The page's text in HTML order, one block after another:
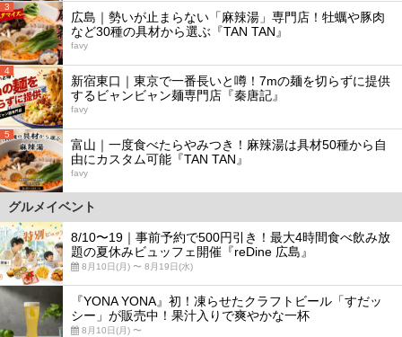
3
広島｜勢いが止まらない「麻辣湯」専門店！牡蠣や豚肉
など30種の具材から選ぶ『TAN TAN』
favy
4
新宿東口｜東京で一番長いと噂！7mの麺を切らずに提供
するビャンビャン麺専門店『秦唐記』
favy
5
富山｜一度食べたらやみつき！麻辣湯は具材50種から自
由にカスタム可能『TAN TAN』
favy
グルメイベント
8/10〜19｜事前予約で500円引き！最大4時間食べ飲み放
題の夏休みビュッフェ開催『reDine 広島』
8月10日(月) 〜 8月19日(水)
『YONA YONA』初！凍らせたクラフトビール「すだッ
シー」が販売中！果汁入りで爽やかな一杯
8月10日(月) 〜